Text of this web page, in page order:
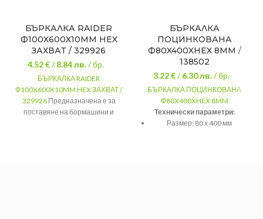
БЪРКАЛКА RAIDER
Ф100X600X10MM HEX
ЗАХВАТ / 329926
4.52 €/8.84лв./ бр.
БЪРКАЛКА RAIDER
Ф100X600X10MM HEX ЗАХВАТ /
329926Предназначена е за
поставяне на бормашини и
БЪРКАЛКА
ПОЦИНКОВАНА
Ф80X400XHEX 8MM /
138502
3.22 €/6.30лв./ бр.
БЪРКАЛКА ПОЦИНКОВАНА
Ф80X400XHEX 8MM
Технически параметри:
Размер: 80 х 400 мм